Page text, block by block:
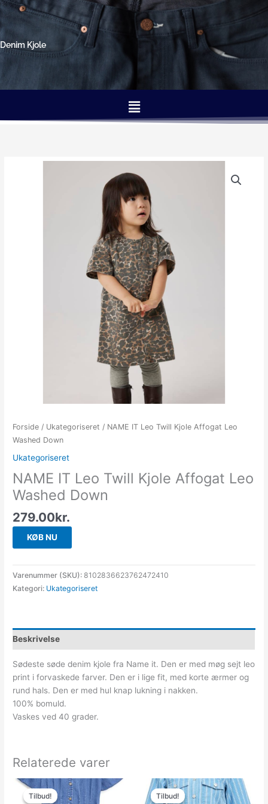
Gå
til
indholdet
Denim Kjole
Menu
Forside / Ukategoriseret / NAME IT Leo Twill Kjole Affogat Leo
Washed Down
Ukategoriseret
NAME IT Leo Twill Kjole Affogat Leo
Washed Down
279.00kr.
KØB NU
Varenummer (SKU):8102836623762472410
Kategori: Ukategoriseret
Beskrivelse
Sødeste søde denim kjole fra Name it. Den er med møg sejt leo
print i forvaskede farver. Den er i lige fit, med korte ærmer og
rund hals. Den er med hul knap lukning i nakken.
100% bomuld.
Vaskes ved 40 grader.
Relaterede varer
Tilbud!
Tilbud!
Den
oprindelige
pris
aktuelle
pris
Tilbud!
Tilbud!
Den
oprindelige
pris
Den
aktuelle
pris